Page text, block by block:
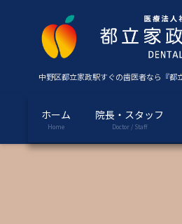
移
中野区都立家政駅すぐの歯医者なら『都
ホーム
Home
院長・スタッフ
Doctor / Staff